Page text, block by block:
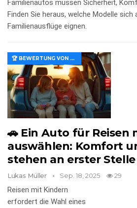
Familienautos müssen Sicherheit,
Finden Sie heraus, welche Modelle
Familienausflüge eignen.
🏆 BEWERTUNG VON MERKMALEN UND WERT
🚗 Ein Auto für Reisen
auswählen: Komfort
stehen an erster Stelle
Lukas Müller Sep. 18, 2025 29
Reisen mit Kindern
erfordert die Wahl eines